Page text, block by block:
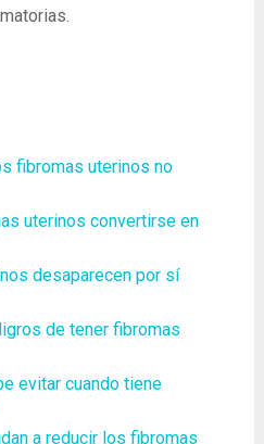
fibromas uterinos no
uterinos convertirse en
desaparecen por sí
de tener fibromas
evitar cuando tiene
a reducir los fibromas